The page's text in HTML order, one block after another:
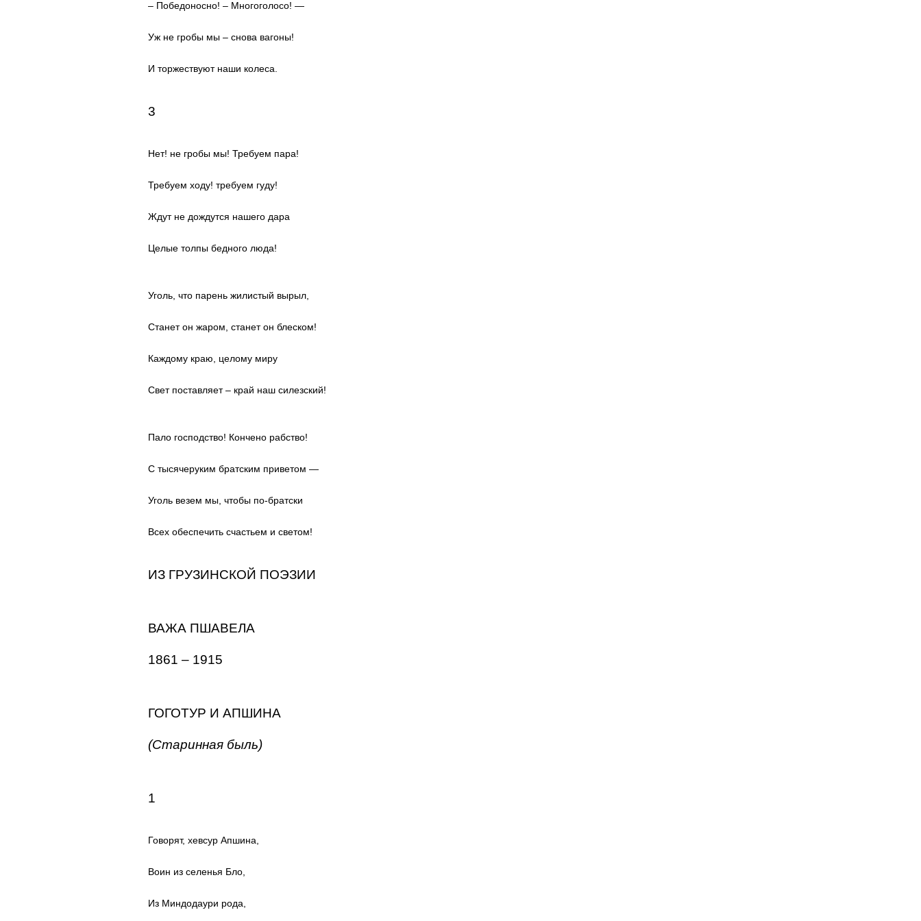
– Победоносно! – Многоголосо! —
Уж не гробы мы – снова вагоны!
И торжествуют наши колеса.
3
Нет! не гробы мы! Требуем пара!
Требуем ходу! требуем гуду!
Ждут не дождутся нашего дара
Целые толпы бедного люда!
Уголь, что парень жилистый вырыл,
Станет он жаром, станет он блеском!
Каждому краю, целому миру
Свет поставляет – край наш силезский!
Пало господство! Кончено рабство!
С тысячеруким братским приветом —
Уголь везем мы, чтобы по-братски
Всех обеспечить счастьем и светом!
ИЗ ГРУЗИНСКОЙ ПОЭЗИИ
ВАЖА ПШАВЕЛА
1861 – 1915
ГОГОТУР И АПШИНА
(Старинная быль)
1
Говорят, хевсур Апшина,
Воин из селенья Бло,
Из Миндодаури рода,